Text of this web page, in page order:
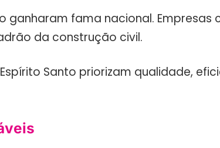
ganharam fama nacional.
da construção civil.
Santo priorizam qualidade,